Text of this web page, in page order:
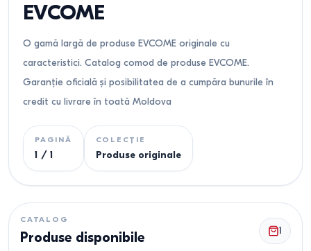
EVCOME
O gamă largă de produse EVCOME originale cu
caracteristici. Catalog comod de produse EVCOME.
Garanție oficială și posibilitatea de a cumpăra bunurile în
credit cu livrare în toată Moldova
PAGINĂ
1 / 1
COLECȚIE
Produse originale
CATALOG
Produse disponibile 1